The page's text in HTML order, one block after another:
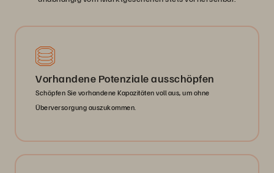
Vorhandene Potenziale ausschöpfen
Schöpfen Sie vorhandene Kapazitäten voll aus, um ohne
Überversorgung auszukommen.